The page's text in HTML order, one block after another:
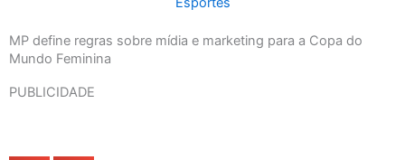
MP define regras sobre mídia e marketing para a Copa do
Mundo Feminina
PUBLICIDADE